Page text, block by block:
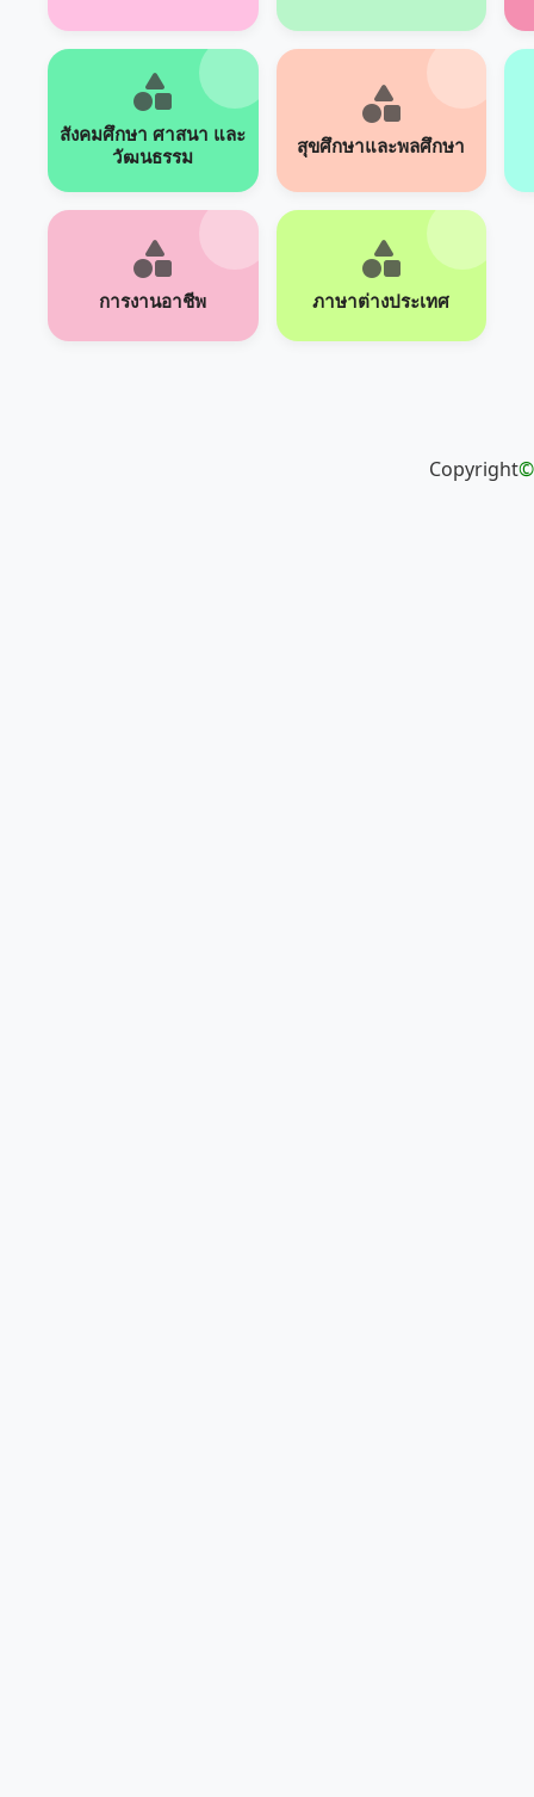
สังคมศึกษา ศาสนา และ
วัฒนธรรม
สุขศึกษาและพลศึกษา
การงานอาชีพ ภาษาต่างประเทศ
Copyright©